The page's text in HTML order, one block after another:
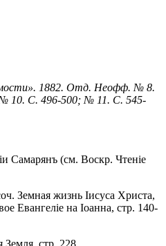
1882. Отд. Неофф. № 8.
10. С. 496-500; № 11. С. 545-
Самарянъ (см. Воскр. Чтеніе
Земная жизнь Iисуса Христа,
Евангеліе на Iоанна, стр. 140-
стр. 228.